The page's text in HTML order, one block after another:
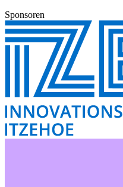
Sponsoren